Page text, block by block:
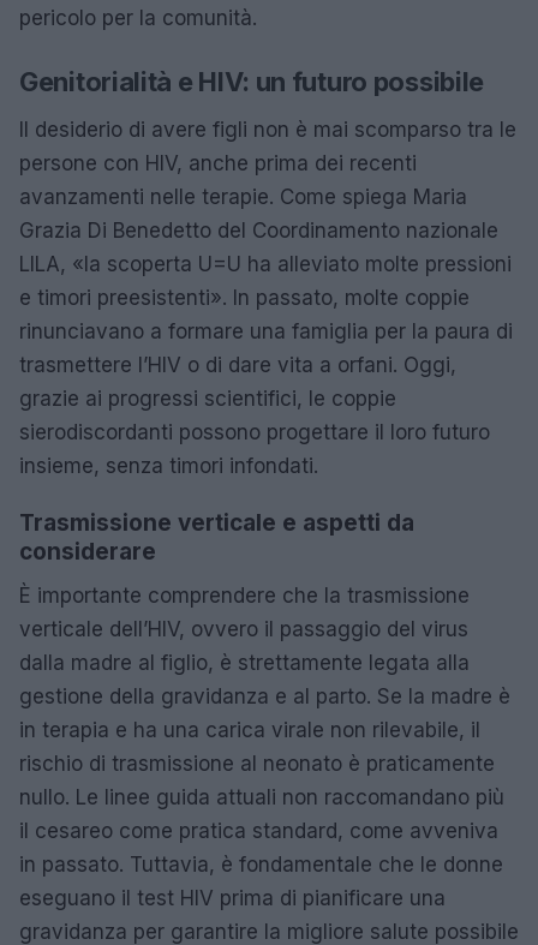
pericolo per la comunità.
Genitorialità e HIV: un futuro possibile
Il desiderio di avere figli non è mai scomparso tra le
persone con HIV, anche prima dei recenti
avanzamenti nelle terapie. Come spiega Maria
Grazia Di Benedetto del Coordinamento nazionale
LILA, «la scoperta U=U ha alleviato molte pressioni
e timori preesistenti». In passato, molte coppie
rinunciavano a formare una famiglia per la paura di
trasmettere l’HIV o di dare vita a orfani. Oggi,
grazie ai progressi scientifici, le coppie
sierodiscordanti possono progettare il loro futuro
insieme, senza timori infondati.
Trasmissione verticale e aspetti da
considerare
È importante comprendere che la trasmissione
verticale dell’HIV, ovvero il passaggio del virus
dalla madre al figlio, è strettamente legata alla
gestione della gravidanza e al parto. Se la madre è
in terapia e ha una carica virale non rilevabile, il
rischio di trasmissione al neonato è praticamente
nullo. Le linee guida attuali non raccomandano più
il cesareo come pratica standard, come avveniva
in passato. Tuttavia, è fondamentale che le donne
eseguano il test HIV prima di pianificare una
gravidanza per garantire la migliore salute possibile